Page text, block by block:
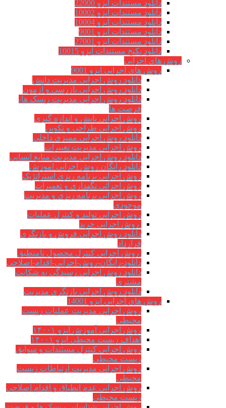
دانلود مستندات ایزو 22000
دانلود مستندات ایزو 10002
دانلود مستندات ایزو 10004
دانلود مستندات ایزو 9001
دانلود مستندات ایزو 27001
دانلود پکیج مستندات ایزو 10015
روش های اجرایی
روش های اجرایی ایزو 9001
دانلود روش اجرایی مدیریت دانش
دانلود روش اجرایی بازرسی و آزمون
دانلود روش اجرایی مدیریت ریسک ها-
فرصت ها
روش اجرایی پایش و اندازه گیری
روش اجرایی طراحی و تکوین
دانلود روش اجرایی ممیزی داخلی
روش اجرایی مدیریت تغییرات
دانلود روش اجرایی مدیریت منابع انسانی
دانلود رایگان روش اجرایی آموزش
روش اجرایی برنامه ریزی استراتژیک
روش اجرائی نگهداری و تعمیرات
روش اجرایی برنامه ریزی و مدیریت
موجودی
روش اجرایی تولید و کنترل عملیات
روش اجرایی خرید
دانلود روش اجرایی فروش و بازنگری
قرارداد
روش اجرایی کنترل محصول نامنطبق
دانلود-رایگان-روش-اجرایی-اقدام-اصلاحی
دانلود روش اجرایی رسیدگی به شکایت
مشتری
دانلود روش اجرایی بازنگری مدیریت
روش های اجرایی ایزو 14001
روش اجرایی مدیریت عملیات زیست
محیطی
روش اجرایی آموزش ایزو ۱۴۰۰۱
اهداف زیست محیطی ایزو ۱۴۰۰۱
روش اجرایی کنترل مستندات و سوابق
زیست محیطی
روش اجرايي مدیریت ارتباطات زیست
محیطی
روش اجرایی عدم انطباق و اقدام اصلاحی
زیست محیطی